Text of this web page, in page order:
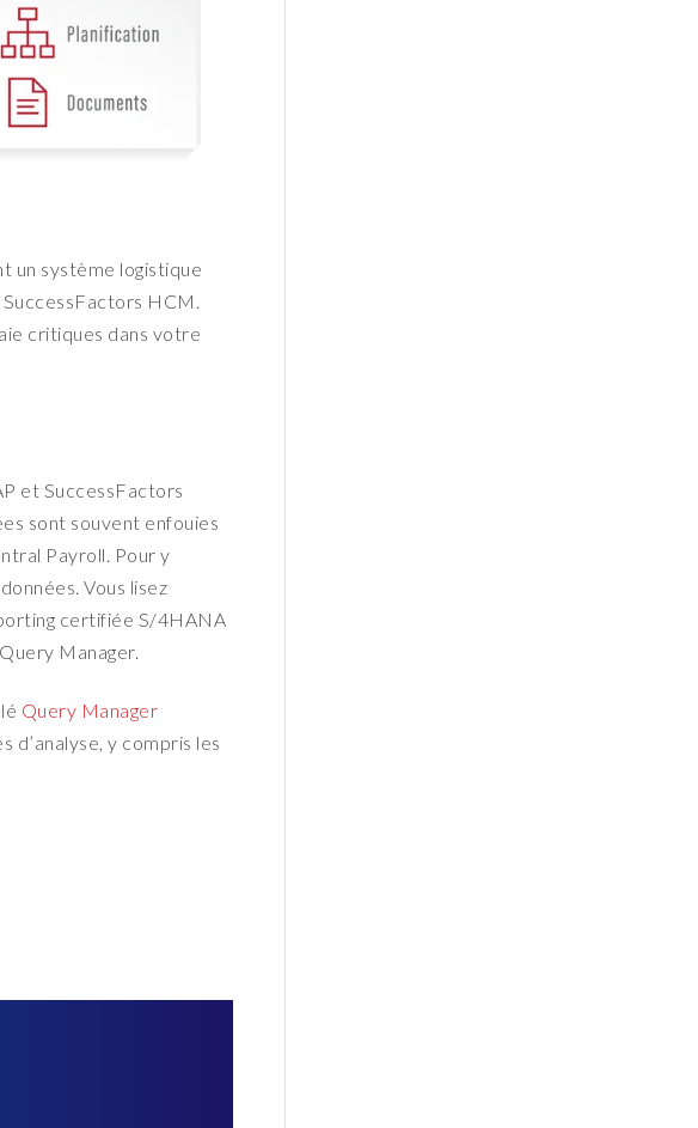
un système logistique
HCM.
critiques dans votre
et SuccessFactors
sont souvent enfouies
Payroll. Pour y
Vous lisez
certifiée S/4HANA
Manager.
Query Manager
y compris les